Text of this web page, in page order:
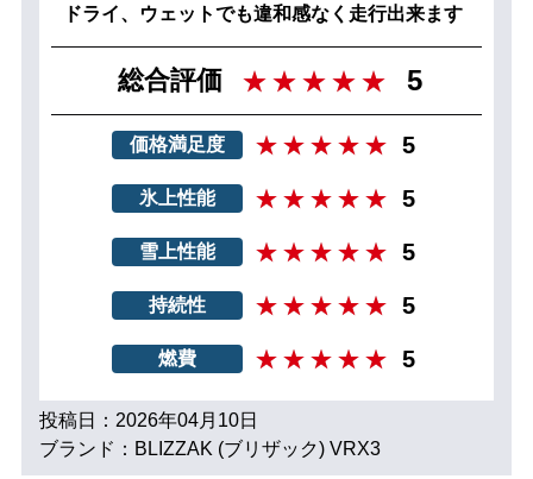
ドライ、ウェットでも違和感なく走行出来ます
総合評価 5
価格満足度 5
氷上性能 5
雪上性能 5
持続性 5
燃費 5
投稿日：2026年04月10日
ブランド：BLIZZAK (ブリザック) VRX3